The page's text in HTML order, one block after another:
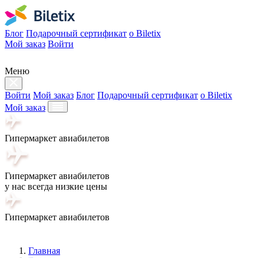
Блог Подарочный сертификат о Biletix
Мой заказ Войти
Меню
Войти Мой заказ Блог Подарочный сертификат о Biletix
Мой заказ
Гипермаркет авиабилетов
Гипермаркет авиабилетов
у нас всегда низкие цены
Гипермаркет авиабилетов
Главная